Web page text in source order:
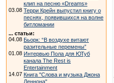
клип на песню «Dreams»
03.08 Терри Крейн выпустил книгу о
песнях, появившихся на волне
битломании
... статьи:
04.08 Бьорк: “В воздухе витают
разительные перемены”
01.08 Интервью Пола для ЮТуб
канала The Rest is
Entertainment
14.07 Книга "Слова и музыка Джона
Леннона"